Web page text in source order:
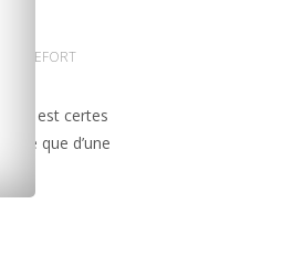
ROCHEFORT
est certes
que d’une